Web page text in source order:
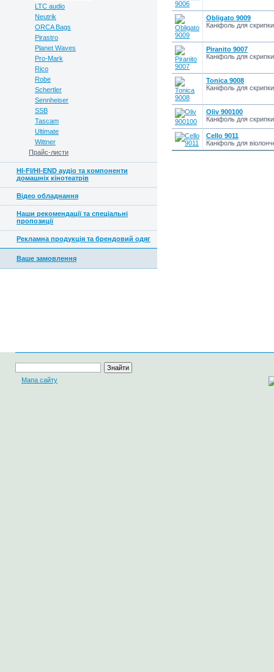
LTC audio
Neutrik
ORCA Bags
Pirastro
Planet Waves
Pro-Mark
Rico
Robe
Schertler
Sennheiser
SSB
Tascam
Ultimate
Wittner
Прайс-листи
HI-FI/HI-END аудіо та компоненти
домашніх кінотеатрів
Відео обладнання
Наши рекомендації та спеціальні
пропозиції
Рекламна продукція та брендовий одяг
Ваше замовлення
Obligato 9009
Каніфоль для скрипки
Piranito 9007
Каніфоль для скрипки
Tonica 9008
Каніфоль для скрипки
Оliv 900100
Каніфоль для скрипки
Сello 9011
Каніфоль для
Мапа сайту